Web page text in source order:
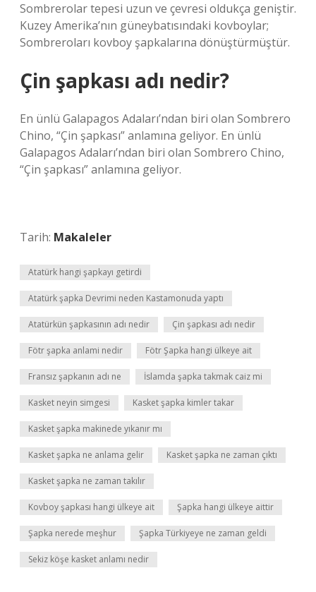
Sombrerolar tepesi uzun ve çevresi oldukça geniştir.
Kuzey Amerika’nın güneybatısındaki kovboylar;
Sombreroları kovboy şapkalarına dönüştürmüştür.
Çin şapkası adı nedir?
En ünlü Galapagos Adaları’ndan biri olan Sombrero
Chino, “Çin şapkası” anlamına geliyor. En ünlü
Galapagos Adaları’ndan biri olan Sombrero Chino,
“Çin şapkası” anlamına geliyor.
Tarih: Makaleler
Atatürk hangi şapkayı getirdi
Atatürk şapka Devrimi neden Kastamonuda yaptı
Atatürkün şapkasının adı nedir Çin şapkası adı nedir
Fötr şapka anlami nedir Fötr Şapka hangi ülkeye ait
Fransız şapkanın adı ne İslamda şapka takmak caiz mi
Kasket neyin simgesi Kasket şapka kimler takar
Kasket şapka makinede yıkanır mı
Kasket şapka ne anlama gelir Kasket şapka ne zaman çıktı
Kasket şapka ne zaman takılır
Kovboy şapkası hangi ülkeye ait Şapka hangi ülkeye aittir
Şapka nerede meşhur Şapka Türkiyeye ne zaman geldi
Sekiz köşe kasket anlamı nedir